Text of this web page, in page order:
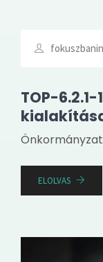
TOP-
Önkormányzat
ELOLVAS